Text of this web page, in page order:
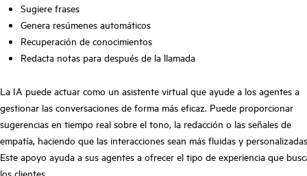
Sugiere frases
Genera resúmenes automáticos
Recuperación de conocimientos
Redacta notas para después de la llamada
La IA puede actuar como un asistente virtual que ayude a los agentes a
gestionar las conversaciones de forma más eficaz. Puede proporcionar
sugerencias en tiempo real sobre el tono, la redacción o las señales de
empatía, haciendo que las interacciones sean más fluidas y
Este apoyo ayuda a sus agentes a ofrecer el tipo de experiencia que
los clientes.